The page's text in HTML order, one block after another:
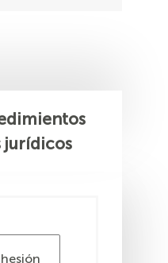
jurídicos